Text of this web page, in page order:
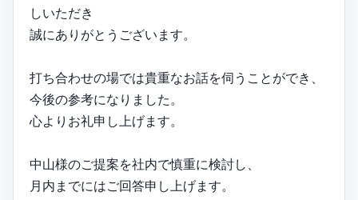
しいただき
誠にありがとうございます。
打ち合わせの場では貴重なお話を伺うことができ、
今後の参考になりました。
心よりお礼申し上げます。
中山様のご提案を社内で慎重に検討し、
月内までにはご回答申し上げます。